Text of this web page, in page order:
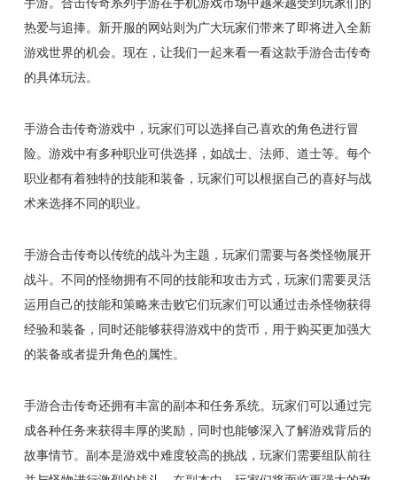
热爱与追捧。新开服的网站则为广大玩家们带来了即将进入全新
游戏世界的机会。现在，让我们一起来看一看这款手游合击传奇
的具体玩法。
手游合击传奇游戏中，玩家们可以选择自己喜欢的角色进行冒
险。游戏中有多种职业可供选择，如战士、法师、道士等。每个
职业都有着独特的技能和装备，玩家们可以根据自己的喜好与战
术来选择不同的职业。
手游合击传奇以传统的战斗为主题，玩家们需要与各类怪物展开
战斗。不同的怪物拥有不同的技能和攻击方式，玩家们需要灵活
运用自己的技能和策略来击败它们玩家们可以通过击杀怪物获得
经验和装备，同时还能够获得游戏中的货币，用于购买更加强大
的装备或者提升角色的属性。
手游合击传奇还拥有丰富的副本和任务系统。玩家们可以通过完
成各种任务来获得丰厚的奖励，同时也能够深入了解游戏背后的
故事情节。副本是游戏中难度较高的挑战，玩家们需要组队前往